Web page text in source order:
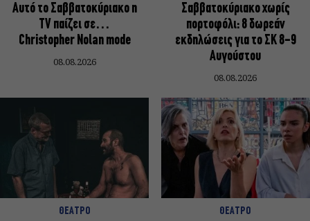
Αυτό το Σαββατοκύριακο η
TV παίζει σε…
Christopher Nolan mode
08.08.2026
Σαββατοκύριακο χωρίς
πορτοφόλι: 8 δωρεάν
εκδηλώσεις για το ΣΚ 8-9
Αυγούστου
08.08.2026
ΘΕΑΤΡΟ ΘΕΑΤΡΟ